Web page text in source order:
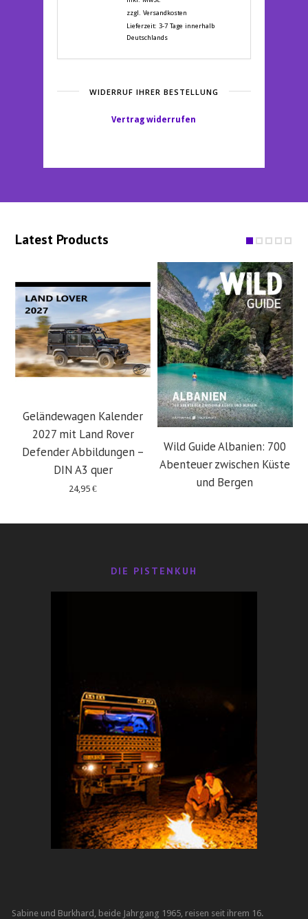
war:
14,90 €
ist:
5,00 €.
zzgl. Versandkosten
Lieferzeit: 3-7 Tage innerhalb
Deutschlands
WIDERRUF IHRER BESTELLUNG
Vertrag widerrufen
Latest Products
Geländewagen Kalender
2027 mit Land Rover
Defender Abbildungen –
DIN A3 quer
24,95€
Wild Guide Albanien: 700
Abenteuer zwischen Küste
und Bergen
DIE PISTENKUH
Sabine und Burkhard, beide Jahrgang 1965, reisen seit ihrem 16.